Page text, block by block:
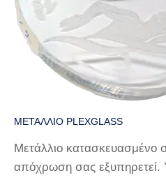
ΜΕΤΑΛΛΙΟ PLEXGLASS
Μετάλλιο κατασκευασμένο
απόχρωση σας εξυπηρετεί.